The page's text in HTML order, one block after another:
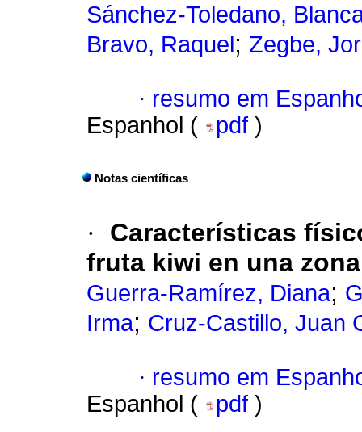
Sánchez-Toledano,
Bravo, Raquel ; Zegbe,
· resumo em
Espanhol (
pdf )
Notas científicas
·
Características
fruta kiwi en una
Guerra-Ramírez, Diana;
Irma; Cruz-Castillo, Juan
· resumo em
Espanhol (
pdf )